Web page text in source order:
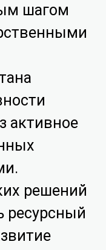
шагом
активное
решений
ресурсный